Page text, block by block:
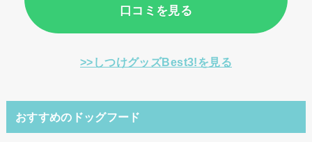
口コミを見る
>>しつけグッズBest3!を見る
おすすめのドッグフード